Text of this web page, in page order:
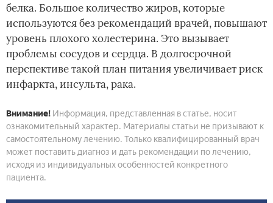
белка. Большое количество жиров, которые
используются без рекомендаций врачей, повышают
уровень плохого холестерина. Это вызывает
проблемы сосудов и сердца. В долгосрочной
перспективе такой план питания увеличивает риск
инфаркта, инсульта, рака.
Внимание! Информация, представленная в статье, носит
ознакомительный характер. Материалы статьи не призывают к
самостоятельному лечению. Только квалифицированный врач
может поставить диагноз и дать рекомендации по лечению,
исходя из индивидуальных особенностей конкретного
пациента.